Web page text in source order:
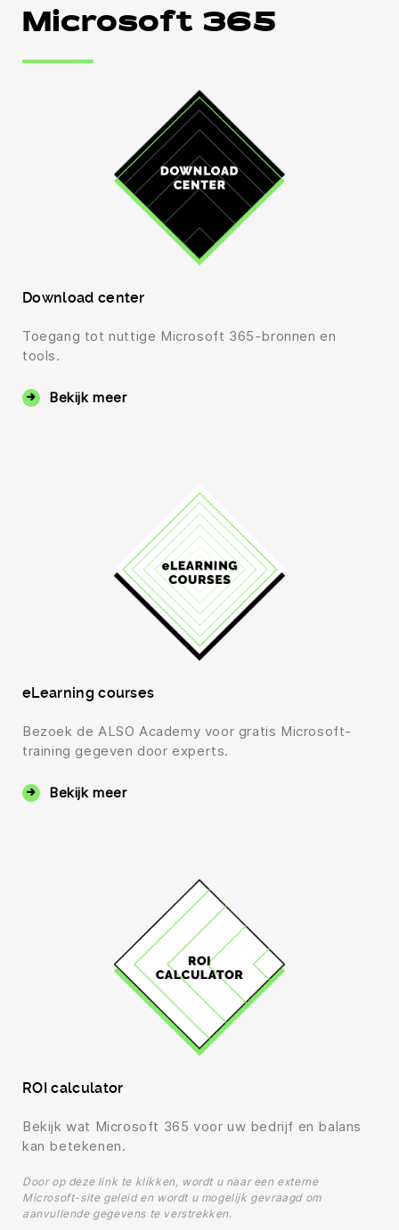
Microsoft 365
Download center
Toegang tot nuttige Microsoft 365-bronnen en
tools.
Bekijk meer
eLearning courses
Bezoek de ALSO Academy voor gratis Microsoft-
training gegeven door experts.
Bekijk meer
ROI calculator
Bekijk wat Microsoft 365 voor uw bedrijf en balans
kan betekenen.
Door op deze link te klikken, wordt u naar een externe
Microsoft-site geleid en wordt u mogelijk gevraagd om
aanvullende gegevens te verstrekken.